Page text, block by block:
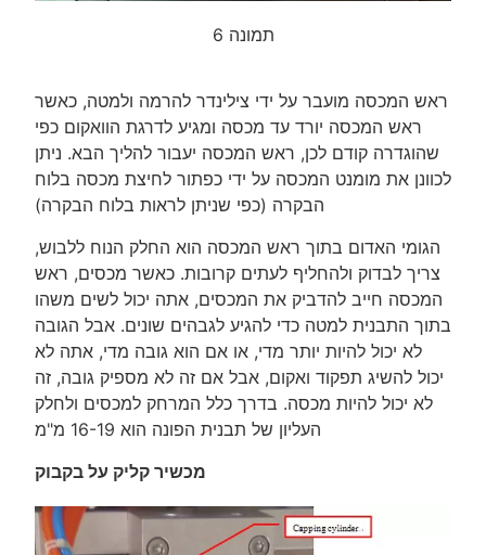
תמונה 6
ראש המכסה מועבר על ידי צילינדר להרמה ולמטה, כאשר
ראש המכסה יורד עד מכסה ומגיע לדרגת הוואקום כפי
שהוגדרה קודם לכן, ראש המכסה יעבור להליך הבא. ניתן
לכוונן את מומנט המכסה על ידי כפתור לחיצת מכסה בלוח
הבקרה (כפי שניתן לראות בלוח הבקרה)
הגומי האדום בתוך ראש המכסה הוא החלק הנוח ללבוש,
צריך לבדוק ולהחליף לעתים קרובות. כאשר מכסים, ראש
המכסה חייב להדביק את המכסים, אתה יכול לשים משהו
בתוך התבנית למטה כדי להגיע לגבהים שונים. אבל הגובה
לא יכול להיות יותר מדי, או אם הוא גובה מדי, אתה לא
יכול להשיג תפקוד ואקום, אבל אם זה לא מספיק גובה, זה
לא יכול להיות מכסה. בדרך כלל המרחק למכסים ולחלק
העליון של תבנית הפונה הוא 16-19 מ"מ
מכשיר קליק על בקבוק